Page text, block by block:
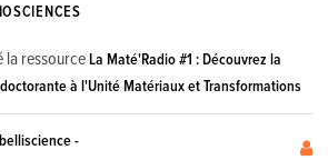
la ressourceLa Maté'Radio #1 : Découvrez la
à l'Unité Matériaux et Transformations
-